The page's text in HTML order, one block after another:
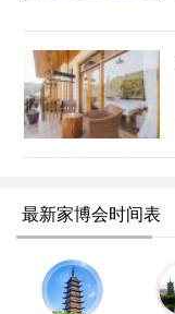
最新家博会时间表